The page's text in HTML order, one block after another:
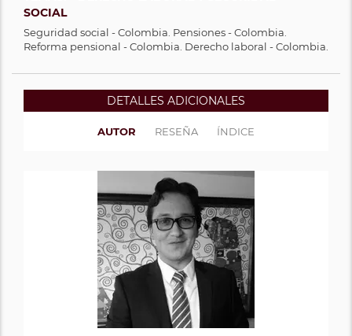
SOCIAL
Seguridad social - Colombia. Pensiones - Colombia.
Reforma pensional - Colombia. Derecho laboral - Colombia.
DETALLES ADICIONALES
AUTOR RESEÑA ÍNDICE